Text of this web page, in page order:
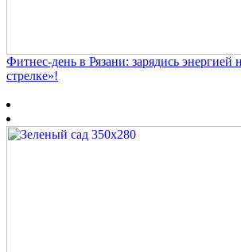
Фитнес‑день в Рязани: зарядись энергией
стрелке»!